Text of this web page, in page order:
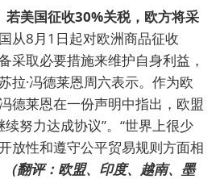
若美国征收30%关税，欧方将采
从8月1日起对欧洲商品征收
采取必要措施来维护自身利益，
拉·冯德莱恩周六表示。作为欧
德莱恩在一份声明中指出，欧盟
努力达成协议”。“世界上很少
放性和遵守公平贸易规则方面相
（翻评：欧盟、印度、越南、墨